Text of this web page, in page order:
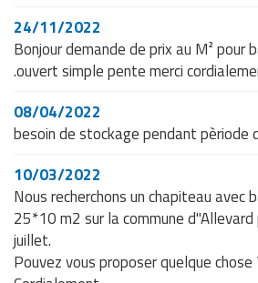
24/11/2022
Bonjour demande de prix au M²
.ouvert simple pente merci
08/04/2022
besoin de stockage pendant pèriode
10/03/2022
Nous recherchons un chapiteau avec
25*10 m2 sur la commune d"Allevard
juillet.
Pouvez vous proposer quelque chose